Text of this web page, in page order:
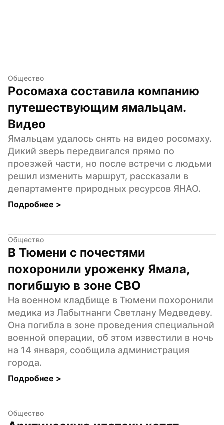
Общество
Росомаха составила компанию
путешествующим ямальцам.
Видео
Ямальцам удалось снять на видео росомаху.
Дикий зверь передвигался прямо по
проезжей части, но после встречи с людьми
решил изменить маршрут, рассказали в
департаменте природных ресурсов ЯНАО.
Подробнее >
Общество
В Тюмени с почестями
похоронили уроженку Ямала,
погибшую в зоне СВО
На военном кладбище в Тюмени похоронили
медика из Лабытнанги Светлану Медведеву.
Она погибла в зоне проведения специальной
военной операции, об этом известили в ночь
на 14 января, сообщила администрация
города.
Подробнее >
Общество